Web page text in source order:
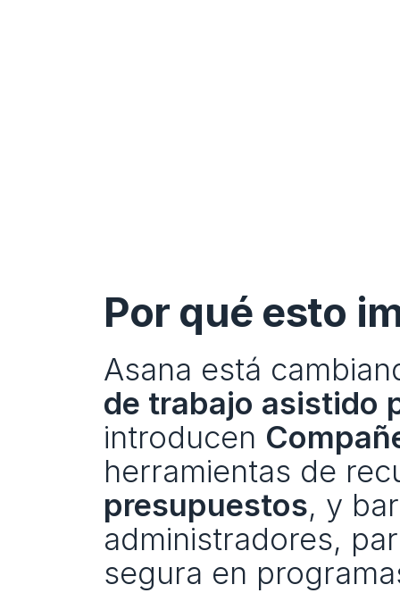
Por qué esto
Asana está
de trabajo asistido
introducen
herramientas de
presupuestos, y
administradores,
segura en